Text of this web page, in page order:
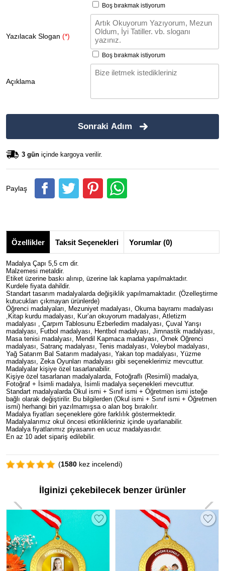
Boş bırakmak istiyorum
Yazılacak Slogan (*)
Boş bırakmak istiyorum
Açıklama
Sonraki Adım
3 gün içinde kargoya verilir.
Paylaş
Özellikler Taksit Seçenekleri Yorumlar (0)
Madalya Çapı 5,5 cm dir.
Malzemesi metaldir.
Etiket üzerine baskı alınıp, üzerine lak kaplama yapılmaktadır.
Kurdele fiyata dahildir.
Standart tasarım madalyalarda değişiklik yapılmamaktadır. (Özelleştirme
kutucukları çıkmayan ürünlerde)
Öğrenci madalyaları, Mezuniyet madalyası, Okuma bayramı madalyası
,Kitap kurdu madalyası, Kur’an okuyorum madalyası, Atletizm
madalyası , Çarpım Tablosunu Ezberledim madalyası, Çuval Yarışı
madalyası, Futbol madalyası, Hentbol madalyası, Jimnastik madalyası,
Masa tenisi madalyası, Mendil Kapmaca madalyası, Örnek Öğrenci
madalyası, Satranç madalyası, Tenis madalyası, Voleybol madalyası,
Yağ Satarım Bal Satarım madalyası, Yakan top madalyası, Yüzme
madalyası, Zeka Oyunları madalyası gibi seçeneklerimiz mevcuttur.
Madalyalar kişiye özel tasarlanabilir.
Kişiye özel tasarlanan madalyalarda, Fotoğraflı (Resimli) madalya,
Fotoğraf + İsimli madalya, İsimli madalya seçenekleri mevcuttur.
Standart madalyalarda Okul ismi + Sınıf ismi + Öğretmen ismi isteğe
bağlı olarak değiştirilir. Bu bilgilerden (Okul ismi + Sınıf ismi + Öğretmen
ismi) herhangi biri yazılmamışsa o alan boş bırakılır.
Madalya fiyatları seçeneklere göre farklılık göstermektedir.
Madalyalarımız okul öncesi etkinlikleriniz içinde uyarlanabilir.
Madalya fiyatlarımız piyasanın en ucuz madalyasıdır.
En az 10 adet sipariş edilebilir.
(1580 kez incelendi)
İlginizi çekebilecek benzer ürünler